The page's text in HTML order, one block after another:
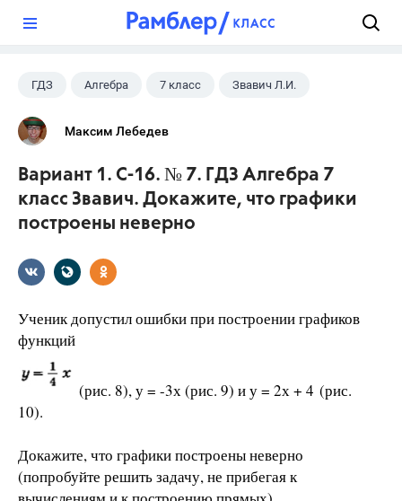
ГДЗ Алгебра 7 класс Звавич Л.И.
Максим Лебедев
Вариант 1. С-16. № 7. ГДЗ Алгебра 7
класс Звавич. Докажите, что графики
построены неверно
Ученик допустил ошибки при построении графиков
функций
(рис. 8), у = -3х (рис. 9) и у = 2х + 4 (рис.
10).
Докажите, что графики построены неверно
(попробуйте решить задачу, не прибегая к